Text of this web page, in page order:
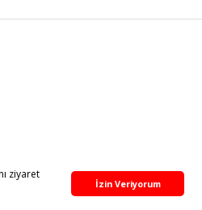
ziyaret
İzin Veriyorum